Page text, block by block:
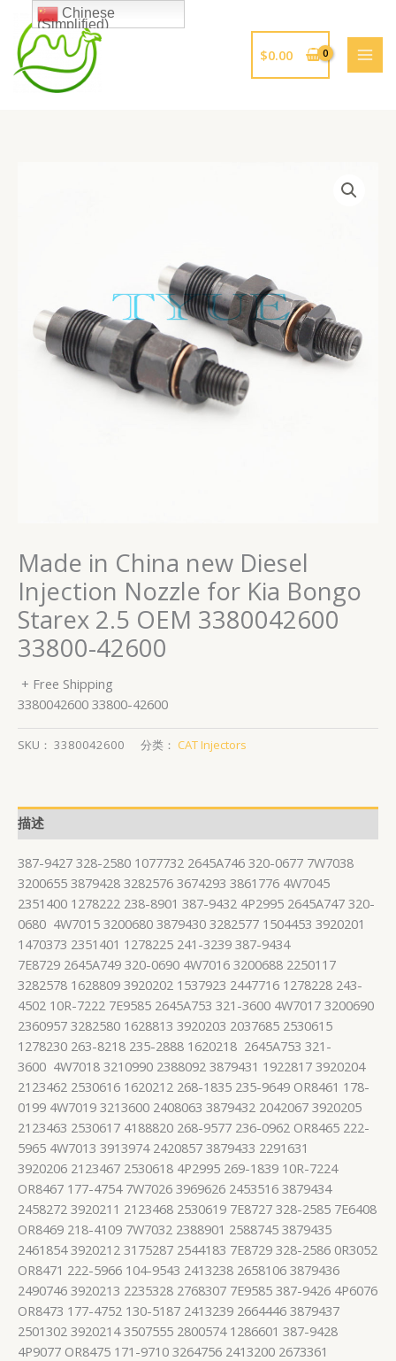
$0.00
Made in China new Diesel
Injection Nozzle for Kia Bongo
Starex 2.5 OEM 3380042600
33800-42600
+ Free Shipping
3380042600 33800-42600
SKU： 3380042600 分类： CAT Injectors
描述
387-9427 328-2580 1077732 2645A746 320-0677 7W7038
3200655 3879428 3282576 3674293 3861776 4W7045
2351400 1278222 238-8901 387-9432 4P2995 2645A747 320-
0680 4W7015 3200680 3879430 3282577 1504453 3920201
1470373 2351401 1278225 241-3239 387-9434
7E8729 2645A749 320-0690 4W7016 3200688 2250117
3282578 1628809 3920202 1537923 2447716 1278228 243-
4502 10R-7222 7E9585 2645A753 321-3600 4W7017 3200690
2360957 3282580 1628813 3920203 2037685 2530615
1278230 263-8218 235-2888 1620218 2645A753 321-
3600 4W7018 3210990 2388092 3879431 1922817 3920204
2123462 2530616 1620212 268-1835 235-9649 OR8461 178-
0199 4W7019 3213600 2408063 3879432 2042067 3920205
2123463 2530617 4188820 268-9577 236-0962 OR8465 222-
5965 4W7013 3913974 2420857 3879433 2291631
3920206 2123467 2530618 4P2995 269-1839 10R-7224
OR8467 177-4754 7W7026 3969626 2453516 3879434
2458272 3920211 2123468 2530619 7E8727 328-2585 7E6408
OR8469 218-4109 7W7032 2388901 2588745 3879435
2461854 3920212 3175287 2544183 7E8729 328-2586 0R3052
OR8471 222-5966 104-9543 2413238 2658106 3879436
2490746 3920213 2235328 2768307 7E9585 387-9426 4P6076
OR8473 177-4752 130-5187 2413239 2664446 3879437
2501302 3920214 3507555 2800574 1286601 387-9428
4P9077 OR8475 171-9710 3264756 2413200 2673361
Chinese
(Simplified)